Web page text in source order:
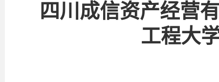
四川成信资产经营
工程大